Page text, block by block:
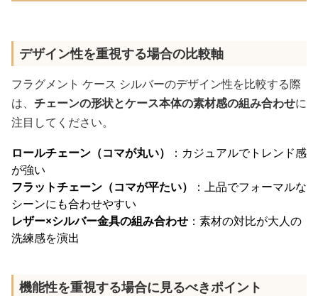
デザイン性を重視する場合の比較軸
フラグメント ケース シルバーのデザイン性を比較する際
は、 チェーンの形状とケース本体の素材感の組み合わせに
注目してください。
ロールチェーン（コマが丸い）
：カジュアルでトレンド感
が強い
フラットチェーン（コマが平たい）
：上品でフォーマルな
シーンにも合わせやすい
レザー×シルバー金具の組み合わせ ：素材の対比が大人の
洗練感を演出
機能性を重視する場合に見るべきポイント